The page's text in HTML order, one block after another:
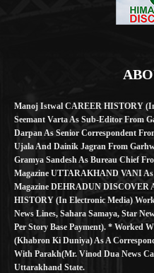
Manoj Istwal CAREER HISTORY
Seemant Varta As Sub-Editor From
Darpan As Senior Correspondent
Ujala And Dainik Jagran From
Gramya Sandesh As Bureau Chief
Magazine UTTARAKHAND VANI
Magazine DEHRADUN DISCOVER
HISTORY (in Electronic Media)
News Lines, Sahara Samaya, Star
Per Story Base Payment). * Worked
(Khabron Ki Duniya) As A
With Parakh(Mr. Vinod Dua News
Uttarakhand State.